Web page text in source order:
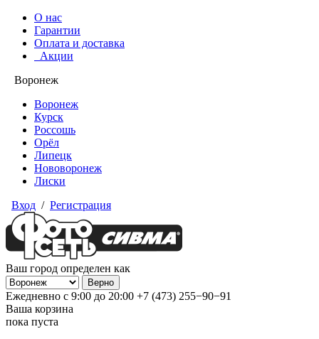
О нас
Гарантии
Оплата и доставка
Акции
Воронеж
Воронеж
Курск
Россошь
Орёл
Липецк
Нововоронеж
Лиски
Вход / Регистрация
Ваш город определен как
Ежедневно с 9:00 до 20:00 +7 (473) 255−90−91
Ваша корзина
пока пуста